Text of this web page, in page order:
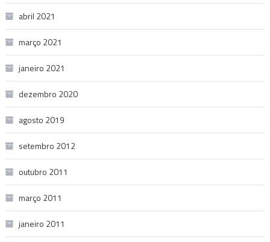
abril 2021
março 2021
janeiro 2021
dezembro 2020
agosto 2019
setembro 2012
outubro 2011
março 2011
janeiro 2011